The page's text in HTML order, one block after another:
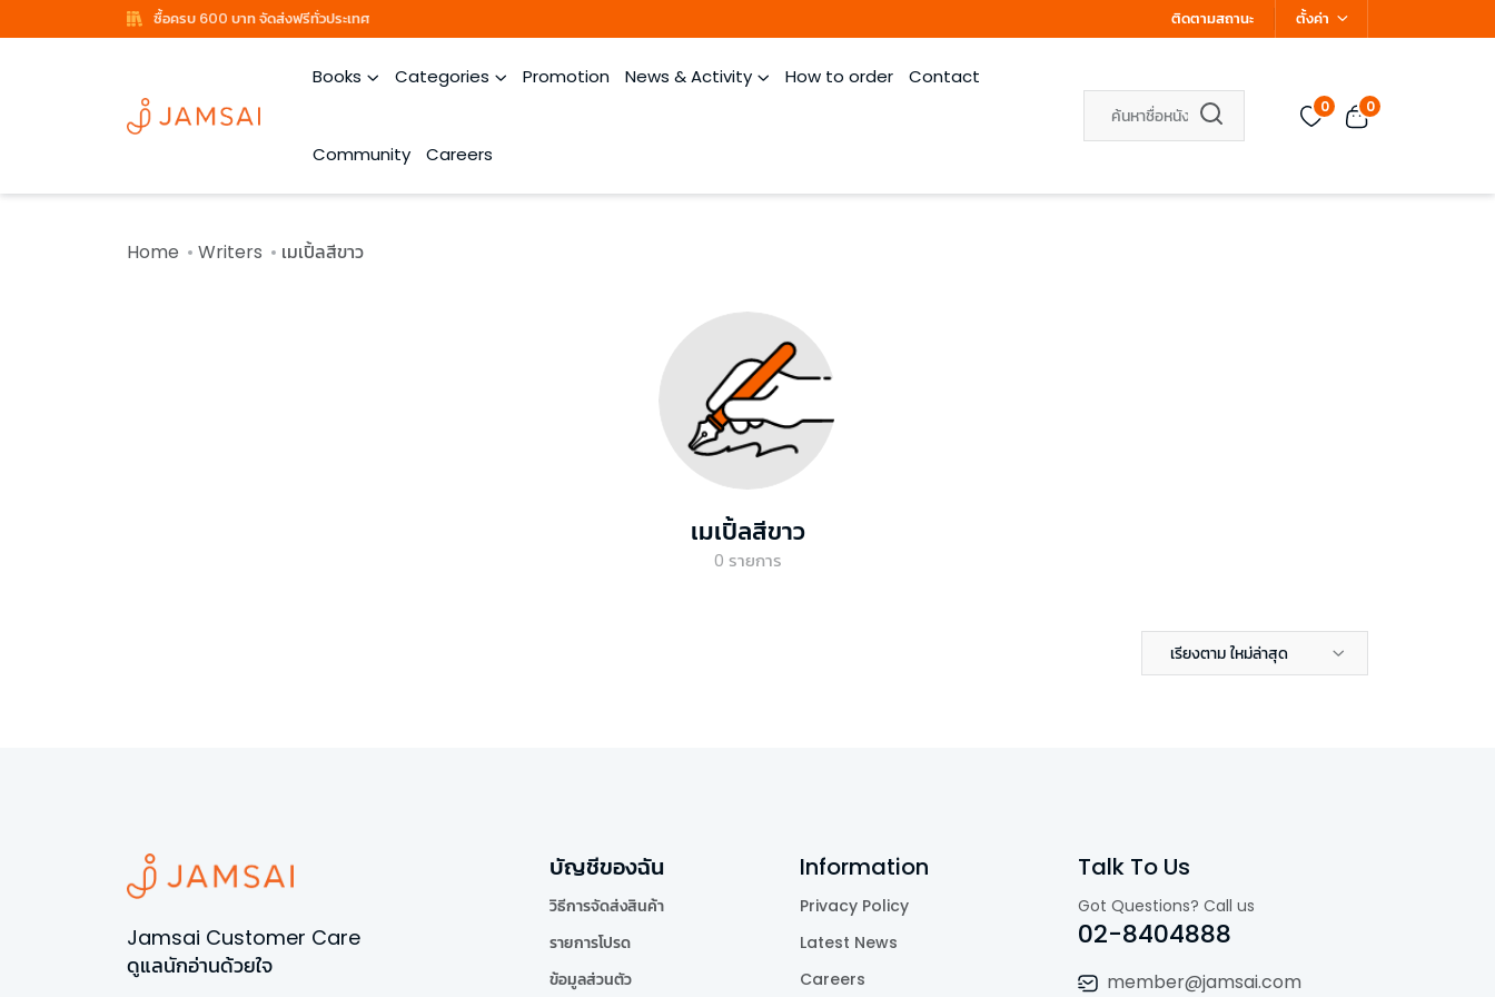
ซื้อครบ 600 บาท จัดส่งฟรีทั่วประเทศ ติดตามสถานะ ตั้งค่า
Books Categories Promotion News & Activity How to order Contact
Community Careers
0 0
Home Writers เมเปิ้ลสีขาว
เมเปิ้ลสีขาว
0 รายการ
เรียงตาม ใหม่ล่าสุด
Jamsai Customer Care
ดูแลนักอ่านด้วยใจ
บัญชีของฉัน
วิธีการจัดส่งสินค้า
รายการโปรด
ข้อมูลส่วนตัว
Information
Privacy Policy
Latest News
Careers
Talk To Us
Got Questions? Call us
02-8404888
member@jamsai.com